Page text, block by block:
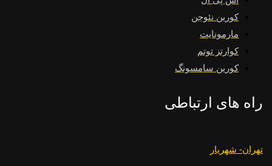
کورین نئوجن
مارمونایت
کوارتز توتم
کورین سامسونگ
راه های ارتباطی
تهران- شهریار